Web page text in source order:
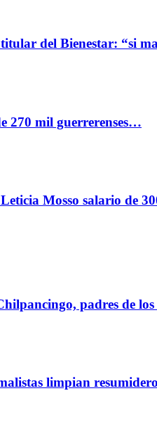
del Bienestar: “si
270 mil guerrerenses…
Mosso salario de
padres de
limpian